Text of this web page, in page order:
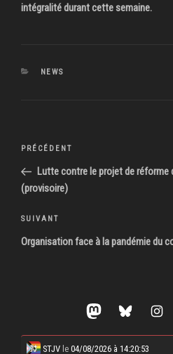
intégralité durant cette semaine.
CATÉGORIES
NEWS
Navigation
l’article
Article
précédent
PRÉCÉDENT
Lutte contre le projet de réforme
(provisoire)
Article
suivant
SUIVANT
Organisation face à la pandémie du
Mastodon Bluesky Instagram
STJV le 04/08/2026 à 14:20:53